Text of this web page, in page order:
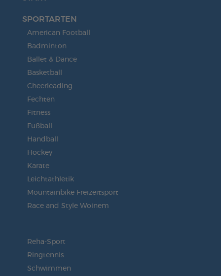
SPORTARTEN
American Football
Badminton
Ballet & Dance
Basketball
Cheerleading
Fechten
Fitness
Fußball
Handball
Hockey
Karate
Leichtathletik
Mountainbike Freizeitsport
Race and Style Woinem
Reha-Sport
Ringtennis
Schwimmen